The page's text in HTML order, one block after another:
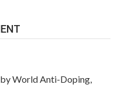
by World Anti-Doping,